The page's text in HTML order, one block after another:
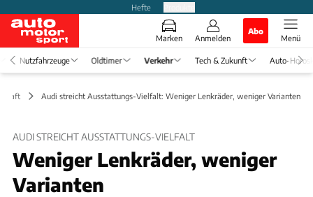
Hefte
Marken Anmelden
Abo
Menü
Nutzfahrzeuge Oldtimer Verkehr Tech & Zukunft Auto-
Audi streicht Ausstattungs-Vielfalt: Weniger Lenkräder, weniger Varianten
AUDI STREICHT AUSSTATTUNGS-VIELFALT
Weniger Lenkräder, weniger
Varianten